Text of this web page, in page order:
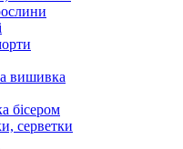
вишивка
бісером
серветки